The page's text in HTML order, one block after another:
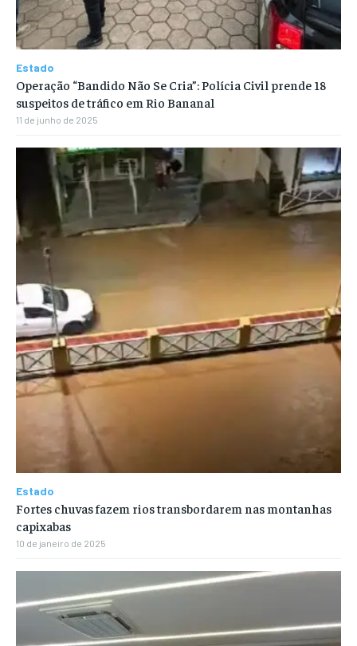
Estado
Operação “Bandido Não Se Cria”: Polícia Civil prende 18
suspeitos de tráfico em Rio Bananal
11 de junho de 2025
Estado
Fortes chuvas fazem rios transbordarem nas montanhas
capixabas
10 de janeiro de 2025